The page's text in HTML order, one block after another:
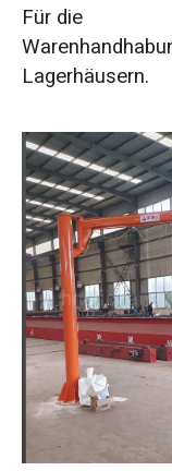
Für die
Lagerhäusern.